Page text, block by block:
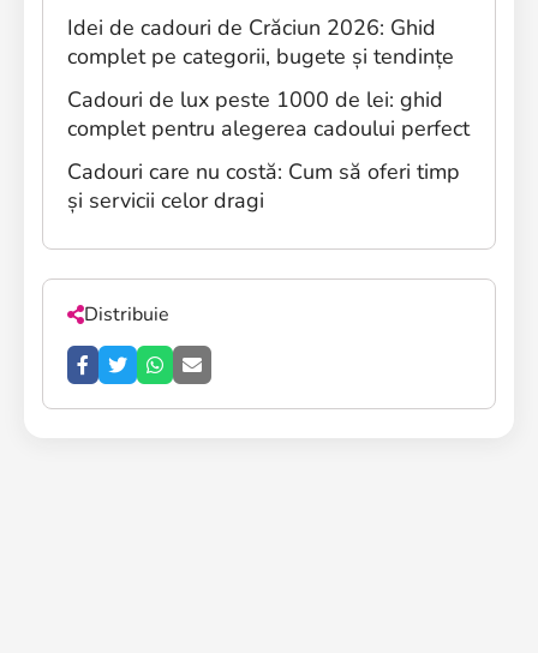
Idei de cadouri de Crăciun 2026: Ghid
complet pe categorii, bugete și tendințe
Cadouri de lux peste 1000 de lei: ghid
complet pentru alegerea cadoului perfect
Cadouri care nu costă: Cum să oferi timp
și servicii celor dragi
Distribuie